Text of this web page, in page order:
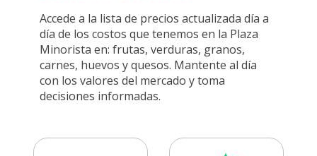
Accede a la lista de precios actualizada día a
día de los costos que tenemos en la Plaza
Minorista en: frutas, verduras, granos,
carnes, huevos y quesos. Mantente al día
con los valores del mercado y toma
decisiones informadas.